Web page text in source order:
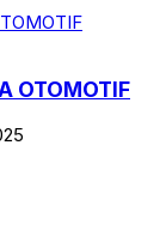
OTOMOTIF